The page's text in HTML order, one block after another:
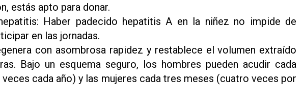
estás apto para donar.
Haber padecido hepatitis A en la niñez no impide de
en las jornadas.
con asombrosa rapidez y restablece el volumen extraído
Bajo un esquema seguro, los hombres pueden acudir cada
cada año) y las mujeres cada tres meses (cuatro veces por